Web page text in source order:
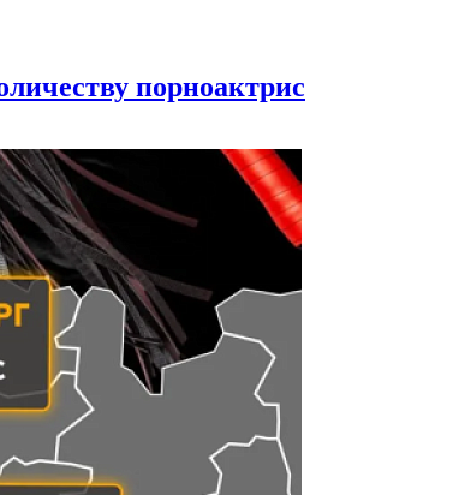
порноактрис